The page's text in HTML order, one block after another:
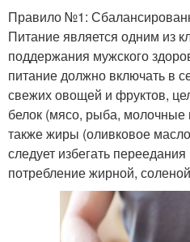
Правило №1:
Питание является одним из
поддержания мужского
питание должно включать в
свежих овощей и фруктов,
белок (мясо, рыба,
также жиры (оливковое
следует избегать
потребление жирной,